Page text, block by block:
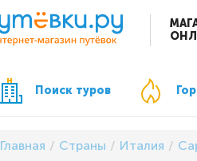
Поиск туров
Главная Страны Италия